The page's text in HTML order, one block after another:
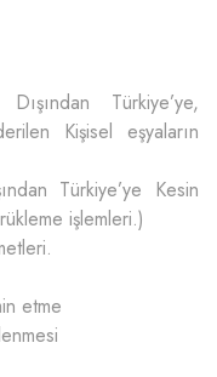
Türkiye’ye,
Kişisel eşyaların
Türkiye’ye Kesin
işlemleri.)
etme